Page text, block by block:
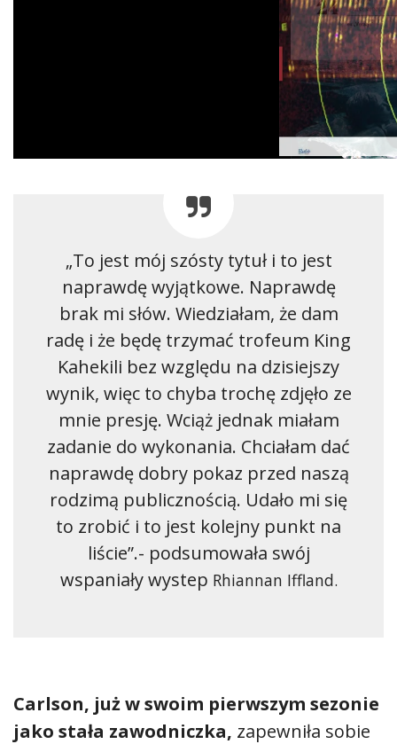
„To jest mój szósty tytuł i to jest
naprawdę wyjątkowe. Naprawdę
brak mi słów. Wiedziałam, że dam
radę i że będę trzymać trofeum King
Kahekili bez względu na dzisiejszy
wynik, więc to chyba trochę zdjęło ze
mnie presję. Wciąż jednak miałam
zadanie do wykonania. Chciałam dać
naprawdę dobry pokaz przed naszą
rodzimą publicznością. Udało mi się
to zrobić i to jest kolejny punkt na
liście”.- podsumowała swój
wspaniały wystep Rhiannan Iffland.
Carlson, już w swoim pierwszym sezonie
jako stała zawodniczka, zapewniła sobie